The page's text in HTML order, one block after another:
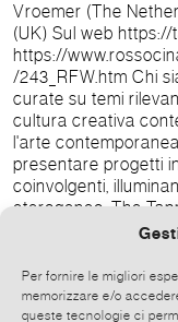
Per fornire le migliori
memorizzare e/o
queste tecnologie ci
Vroemer (The
(UK) Sul web https://tapropane.com/moving-ideas-4/
https://
/243_RFW.htm Chi siamo Tapropane presenta mostre
curate su temi
cultura creativa
l'arte
presentare progetti
coinvolgenti,
eterogeneo. The
Rossocinabro con
Sophokles Koutris,
Vincenzo Vavuso...
Artribune, AMACI